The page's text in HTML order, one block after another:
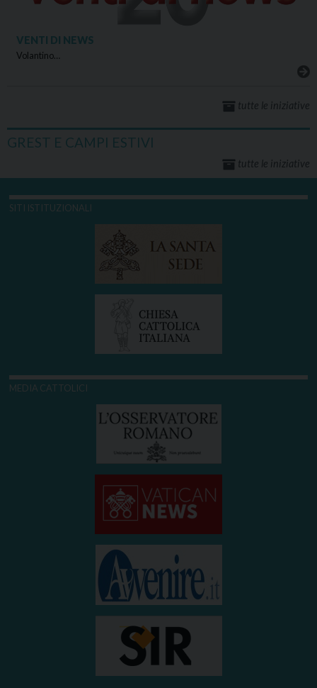
VENTI DI NEWS
Volantino…
tutte le iniziative
GREST E CAMPI ESTIVI
tutte le iniziative
SITI ISTITUZIONALI
MEDIA CATTOLICI